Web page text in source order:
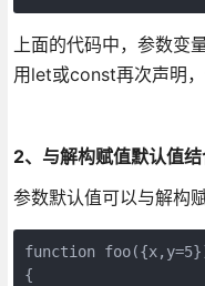
上面的代码中，参数变
用let或const再次声明，
2、与解构赋值默认值
参数默认值可以与解构
function
{